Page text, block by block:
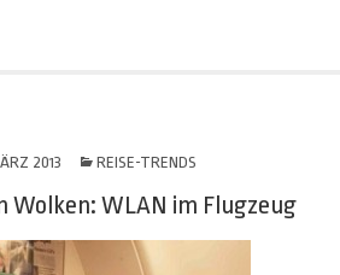
2013 REISE-TRENDS
Wolken: WLAN im Flugzeug